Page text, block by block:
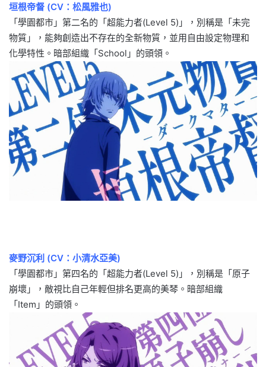
垣根帝督 (CV：松風雅也)
「學園都市」第二名的「超能力者(Level 5)」，別稱是「未完
物質」，能夠創造出不存在的全新物質，並用自由設定物理和
化學特性。暗部組織「School」的頭領。
麥野沉利 (CV：小清水亞美)
「學園都市」第四名的「超能力者(Level 5)」，別稱是「原子
崩壞」，敵視比自己年輕但排名更高的美琴。暗部組織
「Item」的頭領。